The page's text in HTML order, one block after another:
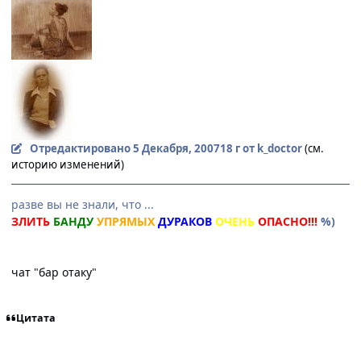
Отредактировано5 Декабря, 200718 гот k_doctor(см.
историю изменений)
разве вы не знали, что ...
ЗЛИТЬ БАНДУ УПРЯМЫХ ДУРАКОВ ОЧЕНЬ ОПАСНО!!! %)
чат "бар отаку"
Цитата